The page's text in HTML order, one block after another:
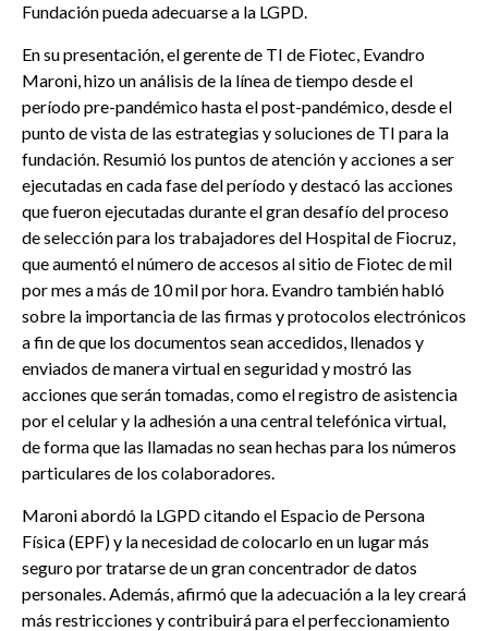
Fundación pueda adecuarse a la LGPD.
En su presentación, el gerente de TI de Fiotec, Evandro
Maroni, hizo un análisis de la línea de tiempo desde el
período pre-pandémico hasta el post-pandémico, desde el
punto de vista de las estrategias y soluciones de TI para la
fundación. Resumió los puntos de atención y acciones a ser
ejecutadas en cada fase del período y destacó las acciones
que fueron ejecutadas durante el gran desafío del proceso
de selección para los trabajadores del Hospital de Fiocruz,
que aumentó el número de accesos al sitio de Fiotec de mil
por mes a más de 10 mil por hora. Evandro también habló
sobre la importancia de las firmas y protocolos electrónicos
a fin de que los documentos sean accedidos, llenados y
enviados de manera virtual en seguridad y mostró las
acciones que serán tomadas, como el registro de asistencia
por el celular y la adhesión a una central telefónica virtual,
de forma que las llamadas no sean hechas para los números
particulares de los colaboradores.
Maroni abordó la LGPD citando el Espacio de Persona
Física (EPF) y la necesidad de colocarlo en un lugar más
seguro por tratarse de un gran concentrador de datos
personales. Además, afirmó que la adecuación a la ley creará
más restricciones y contribuirá para el perfeccionamiento